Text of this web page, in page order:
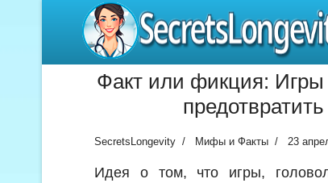
Факт или фикция: Игры
SecretsLongevity Мифы и Факты 23
Идея о том, что игры,